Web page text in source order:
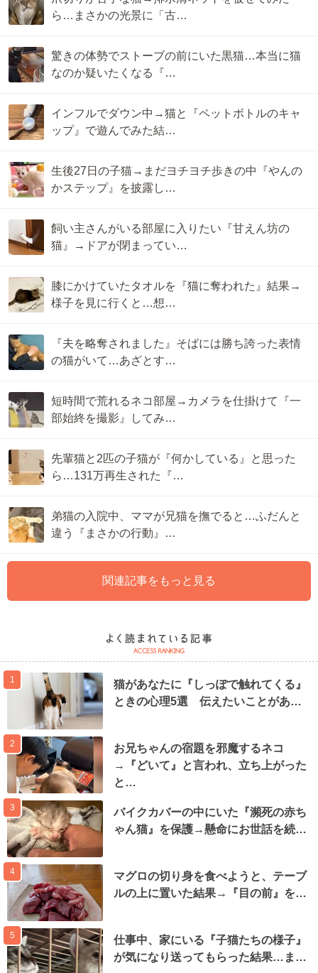
ら…まさかの光景に「古…
驚きの体勢でストーブの前にいた黒猫…本当に猫
なのか疑いたくなる『…
インフルでダウン中→猫と『ペットボトルのキャ
ップ』で遊んでみた結…
生後27日の子猫→まだヨチヨチ歩きの中『やんの
かステップ』を披露し…
飼い主さんがいる部屋に入りたい『甘えん坊の
猫』→ドアが閉まってい…
膝にかけていたタオルを『猫に奪われた』結果→
様子を見に行くと…想…
『夫を略奪されました』そばには勝ち誇った表情
の猫がいて…あざとす…
短時間で荒れるネコ部屋→カメラを仕掛けて『一
部始終を撮影』してみ…
先輩猫と2匹の子猫が『何かしている』と思った
ら…131万再生された『…
弟猫の入院中、ママが兄猫を撫でると…ふだんと
違う『まさかの行動』…
関連記事をもっと見る
1
猫があなたに『しっぽで触れてくる』
ときの心理5選 伝えたいことがあ…
2
お兄ちゃんの宿題を邪魔するネコ
→『どいて』と言われ、立ち上がった
と…
3
バイクカバーの中にいた『瀕死の赤ち
ゃん猫』を保護→懸命にお世話を続…
4
マグロの切り身を食べようと、テーブ
ルの上に置いた結果→『目の前』を…
5
仕事中、家にいる『子猫たちの様子』
が気になり送ってもらった結果…ま…